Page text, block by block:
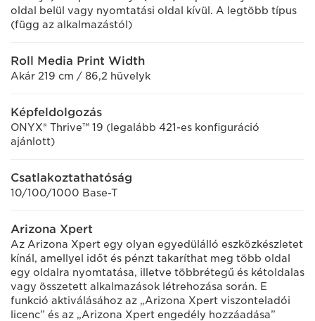
oldal belül vagy nyomtatási oldal kívül. A legtöbb típus
(függ az alkalmazástól)
Roll Media Print Width
Akár 219 cm / 86,2 hüvelyk
Képfeldolgozás
ONYX® Thrive™ 19 (legalább 421-es konfiguráció
ajánlott)
Csatlakoztathatóság
10/100/1000 Base-T
Arizona Xpert
Az Arizona Xpert egy olyan egyedülálló eszközkészletet
kínál, amellyel időt és pénzt takaríthat meg több oldal
egy oldalra nyomtatása, illetve többrétegű és kétoldalas
vagy összetett alkalmazások létrehozása során. E
funkció aktiválásához az „Arizona Xpert viszonteladói
licenc” és az „Arizona Xpert engedély hozzáadása”